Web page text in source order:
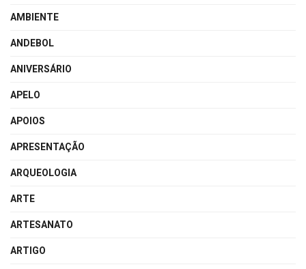
AMBIENTE
ANDEBOL
ANIVERSÁRIO
APELO
APOIOS
APRESENTAÇÃO
ARQUEOLOGIA
ARTE
ARTESANATO
ARTIGO